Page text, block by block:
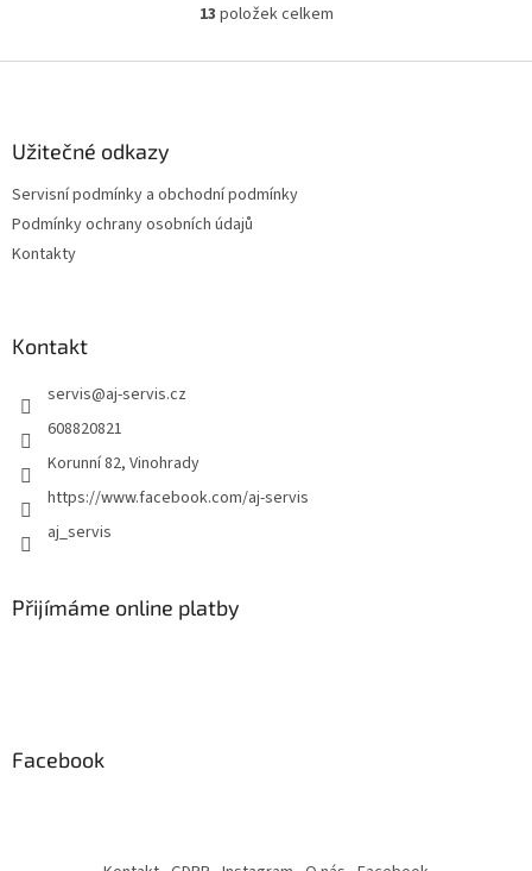
O
l
p
13 položek celkem
Užitečné odkazy
Servisní podmínky a obchodní podmínky
Podmínky ochrany osobních údajů
Kontakty
Kontakt
servis@aj-servis.cz
608820821
Korunní 82, Vinohrady
https://www.facebook.com/aj-servis
aj_servis
Přijímáme online platby
Facebook